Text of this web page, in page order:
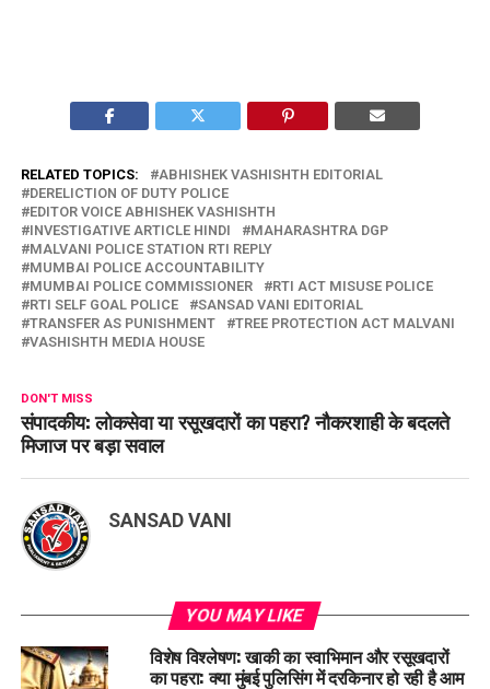
RELATED TOPICS:
ABHISHEK VASHISHTH EDITORIAL
DERELICTION OF DUTY POLICE
EDITOR VOICE ABHISHEK VASHISHTH
INVESTIGATIVE ARTICLE HINDI
MAHARASHTRA DGP
MALVANI POLICE STATION RTI REPLY
MUMBAI POLICE ACCOUNTABILITY
MUMBAI POLICE COMMISSIONER
RTI ACT MISUSE POLICE
RTI SELF GOAL POLICE
SANSAD VANI EDITORIAL
TRANSFER AS PUNISHMENT
TREE PROTECTION ACT MALVANI
VASHISHTH MEDIA HOUSE
DON'T MISS
संपादकीय: लोकसेवा या रसूखदारों का पहरा? नौकरशाही के बदलते
मिजाज पर बड़ा सवाल
SANSAD VANI
YOU MAY LIKE
विशेष विश्लेषण: खाकी का स्वाभिमान और रसूखदारों
का पहरा: क्या मुंबई पुलिसिंग में दरकिनार हो रही है आम